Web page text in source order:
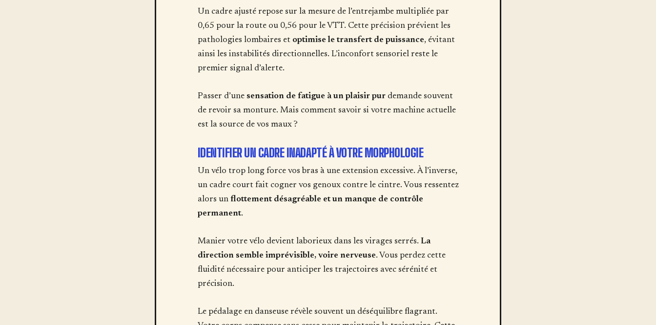
Un cadre ajusté repose sur la mesure de l’entrejambe multipliée par
0,65 pour la route ou 0,56 pour le VTT. Cette précision prévient les
pathologies lombaires et optimise le transfert de puissance, évitant
ainsi les instabilités directionnelles. L’inconfort sensoriel reste le
premier signal d’alerte.
Passer d’une sensation de fatigue à un plaisir purdemande souvent
de revoir sa monture. Mais comment savoir si votre machine actuelle
est la source de vos maux ?
IDENTIFIER UN CADRE INADAPTÉ À VOTRE MORPHOLOGIE
Un vélo trop long force vos bras à une extension excessive. À l’inverse,
un cadre court fait cogner vos genoux contre le cintre. Vous ressentez
alors un flottement désagréable et un manque de contrôle
permanent.
Manier votre vélo devient laborieux dans les virages serrés. La
direction semble imprévisible, voire nerveuse. Vous perdez cette
fluidité nécessaire pour anticiper les trajectoires avec sérénité et
précision.
Le pédalage en danseuse révèle souvent un déséquilibre flagrant.